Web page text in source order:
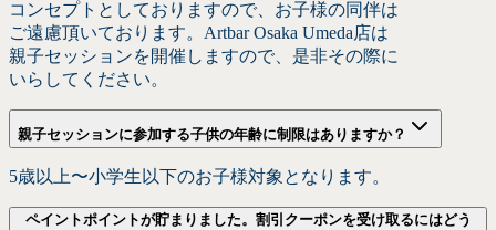
コンセプトと しておりますので、 お子様の同伴は
ご遠慮頂いております。 Artbar Osaka Umeda店は
親子セッションを開催しますので、 是非その際に
いらしてください。
親子セッションに参加する子供の年齢に制限はありますか？
5歳以上〜小学生以下のお子様対象と なります。
ペイントポイントが貯まりました。 割引クーポンを受け取るにはどう